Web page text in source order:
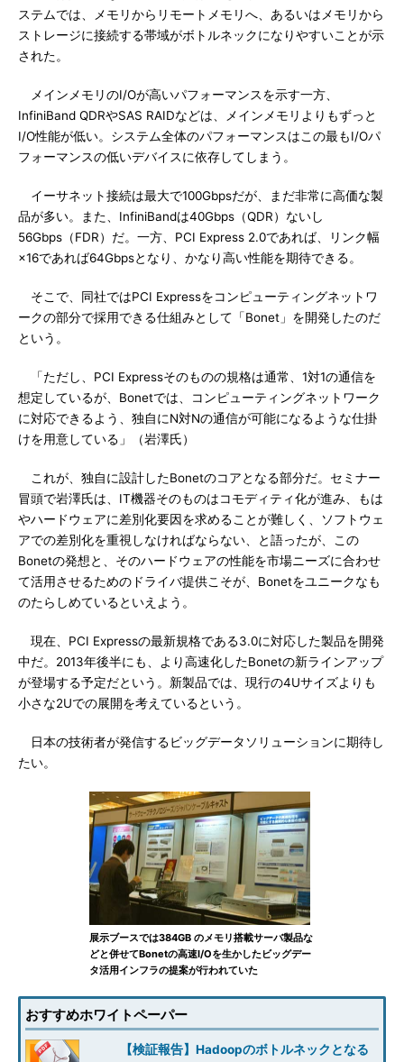
ステムでは、メモリからリモートメモリへ、あるいはメモリから
ストレージに接続する帯域がボトルネックになりやすいことが示
された。
メインメモリのI/Oが高いパフォーマンスを示す一方、
InfiniBand QDRやSAS RAIDなどは、メインメモリよりもずっと
I/O性能が低い。システム全体のパフォーマンスはこの最もI/Oパ
フォーマンスの低いデバイスに依存してしまう。
イーサネット接続は最大で100Gbpsだが、まだ非常に高価な製
品が多い。また、InfiniBandは40Gbps（QDR）ないし
56Gbps（FDR）だ。一方、PCI Express 2.0であれば、リンク幅
×16であれば64Gbpsとなり、かなり高い性能を期待できる。
そこで、同社ではPCI Expressをコンピューティングネットワ
ークの部分で採用できる仕組みとして「Bonet」を開発したのだ
という。
「ただし、PCI Expressそのものの規格は通常、1対1の通信を
想定しているが、Bonetでは、コンピューティングネットワーク
に対応できるよう、独自にN対Nの通信が可能になるような仕掛
けを用意している」（岩澤氏）
これが、独自に設計したBonetのコアとなる部分だ。セミナー
冒頭で岩澤氏は、IT機器そのものはコモディティ化が進み、もは
やハードウェアに差別化要因を求めることが難しく、ソフトウェ
アでの差別化を重視しなければならない、と語ったが、この
Bonetの発想と、そのハードウェアの性能を市場ニーズに合わせ
て活用させるためのドライバ提供こそが、Bonetをユニークなも
のたらしめているといえよう。
現在、PCI Expressの最新規格である3.0に対応した製品を開発
中だ。2013年後半にも、より高速化したBonetの新ラインアップ
が登場する予定だという。新製品では、現行の4Uサイズよりも
小さな2Uでの展開を考えているという。
日本の技術者が発信するビッグデータソリューションに期待し
たい。
展示ブースでは384GB のメモリ搭載サーバ製品な
どと併せてBonetの高速I/Oを生かしたビッグデー
タ活用インフラの提案が行われていた
おすすめホワイトペーパー
【検証報告】Hadoopのボトルネックとなる